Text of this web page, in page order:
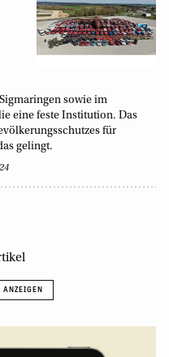
sowie im
eine feste Institution. Das
für
gelingt.